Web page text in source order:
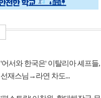
'어서와 한국은' 이탈리아 셰프들,
선재스님→라연 차도...